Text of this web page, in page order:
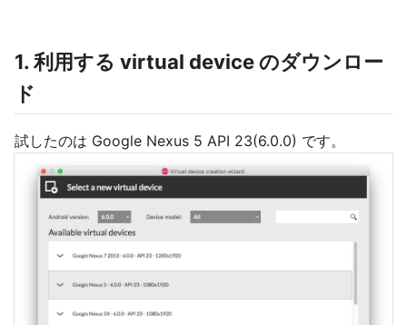
1. 利用する virtual device のダウンロー
ド
試したのは Google Nexus 5 API 23(6.0.0) です。